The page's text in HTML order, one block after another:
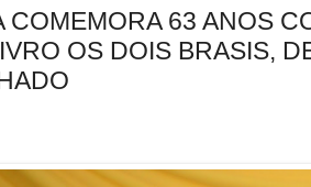
COMEMORA 63 ANOS
OS DOIS BRASIS,